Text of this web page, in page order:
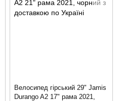
Велосипед гірський 29" Jamis
Durango A2 17" рама 2021,